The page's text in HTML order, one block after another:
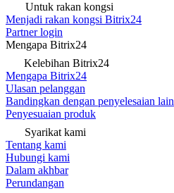
Untuk rakan kongsi
Menjadi rakan kongsi Bitrix24
Partner login
Mengapa Bitrix24
Kelebihan Bitrix24
Mengapa Bitrix24
Ulasan pelanggan
Bandingkan dengan penyelesaian lain
Penyesuaian produk
Syarikat kami
Tentang kami
Hubungi kami
Dalam akhbar
Perundangan